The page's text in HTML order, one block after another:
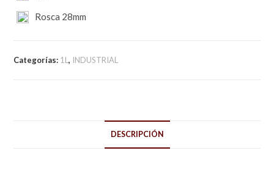
Rosca 28mm
Categorías: 1L, INDUSTRIAL
DESCRIPCIÓN